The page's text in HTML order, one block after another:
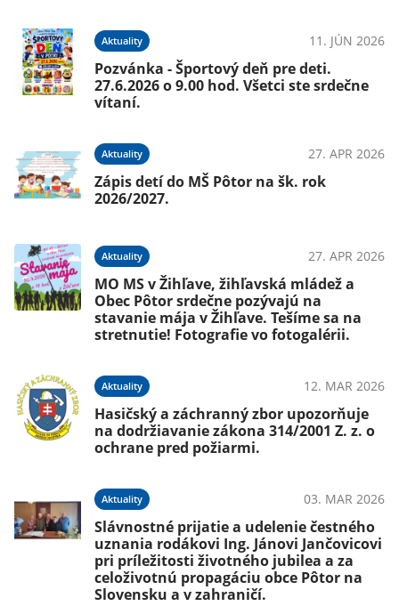
Aktuality 11. JÚN 2026
Pozvánka - Športový deň pre deti.
27.6.2026 o 9.00 hod. Všetci ste srdečne
vítaní.
Aktuality 27. APR 2026
Zápis detí do MŠ Pôtor na šk. rok
2026/2027.
Aktuality 27. APR 2026
MO MS v Žihľave, žihľavská mládež a
Obec Pôtor srdečne pozývajú na
stavanie mája v Žihľave. Tešíme sa na
stretnutie! Fotografie vo fotogalérii.
Aktuality 12. MAR 2026
Hasičský a záchranný zbor upozorňuje
na dodržiavanie zákona 314/2001 Z. z. o
ochrane pred požiarmi.
Aktuality 03. MAR 2026
Slávnostné prijatie a udelenie čestného
uznania rodákovi Ing. Jánovi Jančovicovi
pri príležitosti životného jubilea a za
celoživotnú propagáciu obce Pôtor na
Slovensku a v zahraničí.